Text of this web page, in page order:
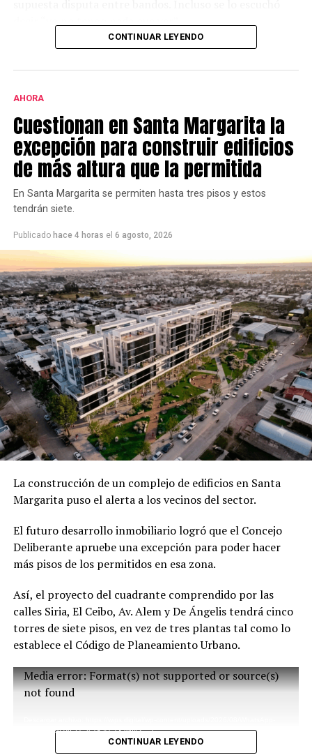
Desde el local,y a través de un comunicado, aseguraron
que en el interior no hubo ningún incidente.
Por este caso está detenido Joaquín Eleazar Larraburu
(25), quien en un principio escapó en auto y luego chocó
en la Ruta 3 y Pedro Pico. Se lo acusa del delito de
homicidio agravado por el uso de arma de fuego.
CONTINUAR LEYENDO
AHORA
Cuestionan en Santa Margarita la
excepción para construir edificios
de más altura que la permitida
En Santa Margarita se permiten hasta tres pisos y estos
tendrán siete.
Publicado hace 4 horas el 6 agosto, 2026
La construcción de un complejo de edificios en Santa
Margarita puso el alerta a los vecinos del sector.
El futuro desarrollo inmobiliario logró que el Concejo
Deliberante apruebe una excepción para poder hacer
más pisos de los permitidos en esa zona.
Así, el proyecto del cuadrante comprendido por las
calles Siria, El Ceibo, Av. Alem y De Ángelis tendrá cinco
torres de siete pisos, en vez de tres plantas tal como lo
establece el Código de Planeamiento Urbano.
Reproductor
de
Media error: Format(s) not supported or source(s)
not found
Video-2026-06-21-at-18.47.13.mp4?_=1
CONTINUAR LEYENDO